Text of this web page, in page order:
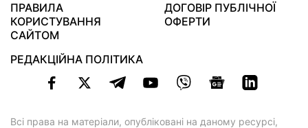
ПРАВИЛА
КОРИСТУВАННЯ
САЙТОМ
ДОГОВІР ПУБЛІЧНОЇ
ОФЕРТИ
РЕДАКЦІЙНА ПОЛІТИКА
Всі права на матеріали, опубліковані на даному ресурсі,